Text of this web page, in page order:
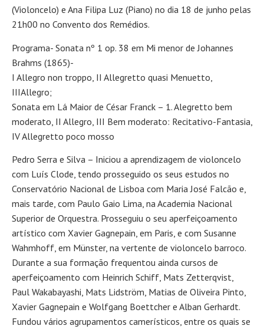
(Violoncelo) e Ana Filipa Luz (Piano) no dia 18 de junho pelas
21h00 no Convento dos Remédios.
Programa- Sonata nº 1 op. 38 em Mi menor de Johannes
Brahms (1865)-
I Allegro non troppo, II Allegretto quasi Menuetto,
IIIAllegro;
Sonata em Lá Maior de César Franck – 1. Alegretto bem
moderato, II Allegro, III Bem moderato: Recitativo-Fantasia,
IV Allegretto poco mosso
Pedro Serra e Silva – Iniciou a aprendizagem de violoncelo
com Luís Clode, tendo prosseguido os seus estudos no
Conservatório Nacional de Lisboa com Maria José Falcão e,
mais tarde, com Paulo Gaio Lima, na Academia Nacional
Superior de Orquestra. Prosseguiu o seu aperfeiçoamento
artístico com Xavier Gagnepain, em Paris, e com Susanne
Wahmhoff, em Münster, na vertente de violoncelo barroco.
Durante a sua formação frequentou ainda cursos de
aperfeiçoamento com Heinrich Schiff, Mats Zetterqvist,
Paul Wakabayashi, Mats Lidström, Matias de Oliveira Pinto,
Xavier Gagnepain e Wolfgang Boettcher e Alban Gerhardt.
Fundou vários agrupamentos camerísticos, entre os quais se